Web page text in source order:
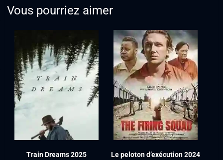
Vous pourriez aimer
Train Dreams 2025 Le peloton d’exécution 2024